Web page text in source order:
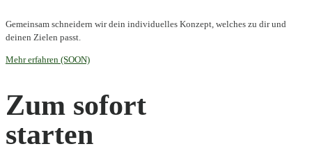
Gemeinsam schneidern wir dein individuelles Konzept, welches zu dir und
deinen Zielen passt.
Mehr erfahren (SOON)
Zum sofort
starten